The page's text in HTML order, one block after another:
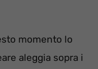
momento lo
aleggia sopra i